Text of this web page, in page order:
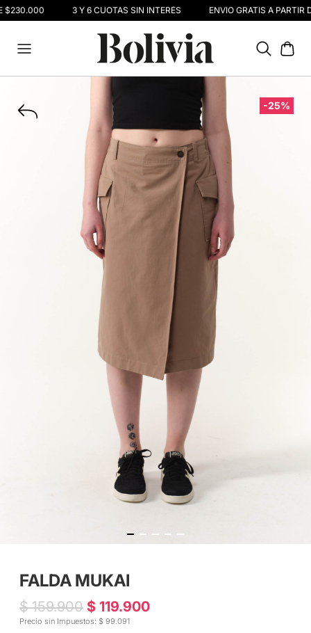
$230.000 3 Y 6 CUOTAS SIN INTERÉS ENVIO GRATIS A PARTIR
-25%
FALDA MUKAI
$ 159.900 $ 119.900
Precio sin Impuestos: $ 99.091